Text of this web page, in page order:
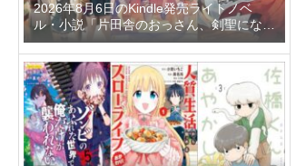
2026年8月6日のKindle発売ライトノベ
ル・小説「片田舎のおっさん、剣聖になる
11 ～ただの田舎の剣術師範だったのに、
大成した弟子たちが俺を放ってくれない件
～」「拾ったものは大切にしましょう ～
子狼に気に入られた男の転移物語～ 6巻」
「とあるおっさんのVRMMO活動記 34
巻」など